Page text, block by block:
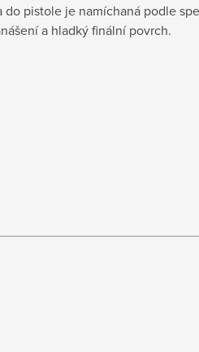
pistole je namíchaná podle
a hladký finální povrch.